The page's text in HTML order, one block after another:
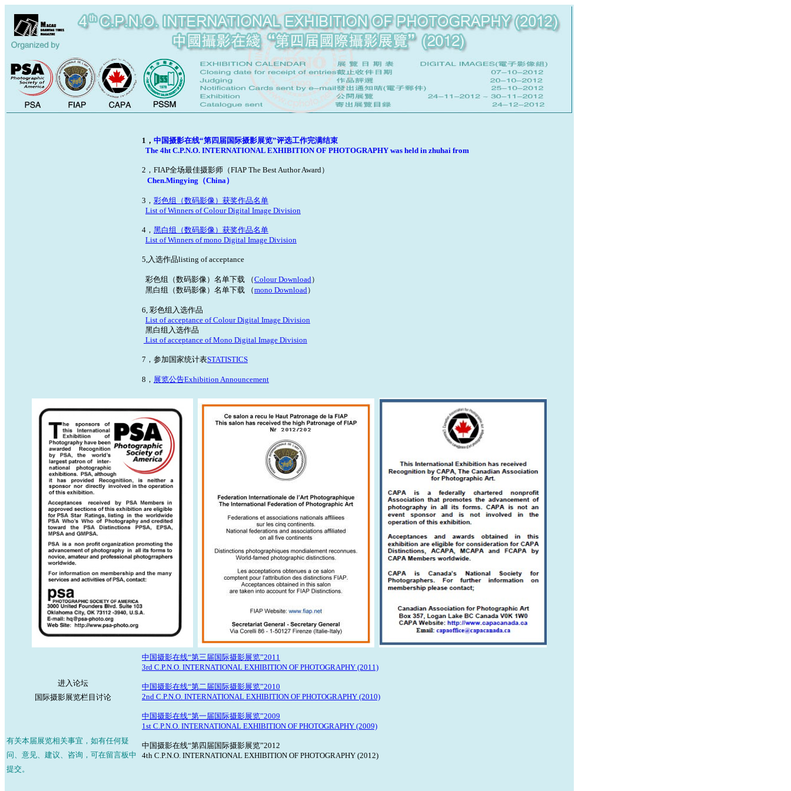
1， 中国摄影在线“第四届国际摄影展览”评选工作完满结束
The 4ht C.P.N.O. INTERNATIONAL EXHIBITION OF PHOTOGRAPHY was held in zhuhai from
2，FIAP全场最佳摄影师（FIAP The Best Author Award）
Chen.Mingying（China）
3， 彩色组（数码影像）获奖作品名单
List of Winners of Colour Digital Image Division
4， 黑白组（数码影像）获奖作品名单
List of Winners of mono Digital Image Division
5,入选作品listing of acceptance
彩色组（数码影像）名单下载 （Colour Download）
黑白组（数码影像）名单下载 （mono Download）
6, 彩色组入选作品
List of acceptance of Colour Digital Image Division
黑白组入选作品
List of acceptance of Mono Digital Image Division
7，参加国家统计表STATISTICS
8， 展览公告Exhibition Announcement
进入论坛
国际摄影展览栏目讨论
有关本届展览相关事宜，如有任何疑
问、意见、建议、咨询，可在留言板中
提交。
中国摄影在线“第三届国际摄影展览”2011
3rd C.P.N.O. INTERNATIONAL EXHIBITION OF PHOTOGRAPHY (2011)
中国摄影在线“第二届国际摄影展览”2010
2nd C.P.N.O. INTERNATIONAL EXHIBITION OF PHOTOGRAPHY (2010)
中国摄影在线“第一届国际摄影展览”2009
1st C.P.N.O. INTERNATIONAL EXHIBITION OF PHOTOGRAPHY (2009)
中国摄影在线“第四届国际摄影展览”2012
4th C.P.N.O. INTERNATIONAL EXHIBITION OF PHOTOGRAPHY (2012)